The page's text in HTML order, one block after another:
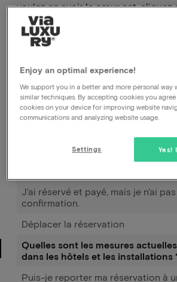
Comment puis-je annuler ma
de l'hôtel ou auprès de vous ?
Comment puis-je modifier la date
réservation ?
J'ai réservé et payé, mais je n'ai
confirmation.
Déplacer la réservation
Quelles sont les mesures
dans les hôtels et les installations
Puis-je reporter ma réservation à
voulez en avoir le cœur net, cliquez
Les mesures sont en cours
https://www.rijksoverheid.nl/
Enjoy an optimal experience!
We support you in a better and more personal way
similar techniques. By accepting cookies you
cookies on your device for improving website
communications and analyzing website usage.
Yes!
Settings